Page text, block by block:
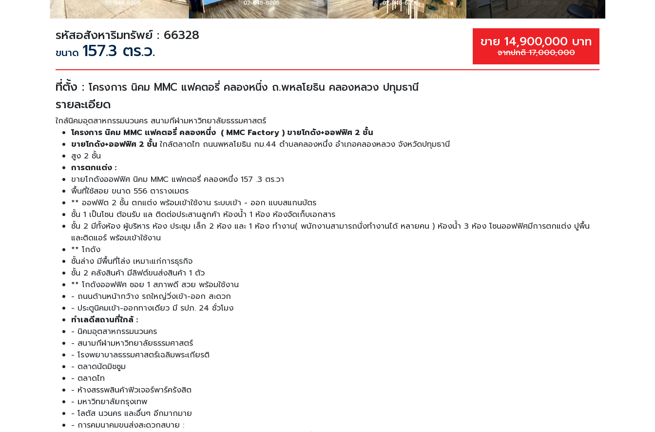
รหัสอสังหาริมทรัพย์ : 66328
ขนาด 157.3 ตร.ว. ขาย 14,900,000 บาท
จากปกติ 17,000,000
ที่ตั้ง : โครงการ นิคม MMC แฟคตอรี่ คลองหนึ่ง ถ.พหลโยธิน คลองหลวง ปทุมธานี
รายละเอียด
ใกล้นิคมอุตสาหกรรมนวนคร สนามกีฬามหาวิทยาลัยธรรมศาสตร์
โครงการ นิคม MMC แฟคตอรี่ คลองหนึ่ง ( MMC Factory ) ขายโกดัง+ออฟฟิศ 2 ชั้น
ขายโกดัง+ออฟฟิศ 2 ชั้นใกล้ตลาดไท ถนนพหลโยธิน กม.44 ตำบลคลองหนึ่ง อำเภอคลองหลวง จังหวัดปทุมธานี
สูง 2 ชั้น
การตกแต่ง :
ขายโกดังออฟฟิศ นิคม MMC แฟคตอรี่ คลองหนึ่ง 157 .3 ตร.วา
พื้นที่ใช้สอย ขนาด 556 ตารางเมตร
** ออฟฟิต 2 ชั้น ตกแต่ง พร้อมเข้าใช้งาน ระบบเข้า - ออก แบบสแกนบัตร
ชั้น 1 เป็นโซน ต้อนรับ แล ติดต่อประสานลูกค้า ห้องน้ำ 1 ห้อง ห้องจัดเก็บเอกสาร
ชั้น 2 มีทั้งห้อง ผู้บริหาร ห้อง ประชุม เล็ก 2 ห้อง และ 1 ห้อง ทำงาน( พนักงานสามารถนั่งทำงานได้ หลายคน ) ห้องน้ำ 3 ห้อง โซนออฟฟิศมีการตกแต่ง ปูพื้น
และติดแอร์ พร้อมเข้าใช้งาน
** โกดัง
ชั้นล่าง มีพื้นที่โล่ง เหมาะแก่การธุรกิจ
ชั้น 2 คลังสินค้า มีลิฟต์ขนส่งสินค้า 1 ตัว
** โกดังออฟฟิศ ซอย 1 สภาพดี สวย พร้อมใช้งาน
- ถนนด้านหน้ากว้าง รถใหญ่วิ่งเข้า-ออก สะดวก
- ประตูนิคมเข้า-ออกทางเดียว มี รปภ. 24 ชั่วโมง
ทำเลดีสถานที่ใกล้ :
- นิคมอุตสาหกรรมนวนคร
- สนามกีฬามหาวิทยาลัยธรรมศาสตร์
- โรงพยาบาลธรรมศาสตร์เฉลิมพระเกียรติ
- ตลาดนัดมิชซูม
- ตลาดไท
- ห้างสรรพสินค้าฟิวเจอร์พาร์ครังสิต
- มหาวิทยาลัยกรุงเทพ
- โลตัส นวนคร และอื่นๆ อีกมากมาย
- การคมนาคมขนส่งสะดวกสบาย :